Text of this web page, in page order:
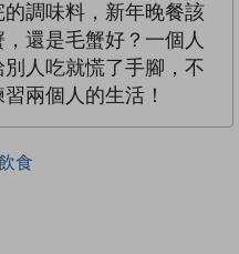
調味料，新年晚餐該
還是毛蟹好？一個人
人吃就慌了手腳，不
兩個人的生活！
食